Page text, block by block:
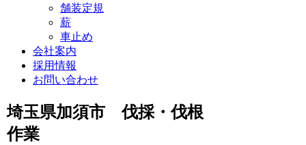
舗装定規
薪
車止め
会社案内
採用情報
お問い合わせ
埼玉県加須市 伐採・伐根
作業